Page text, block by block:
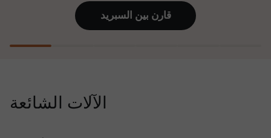
إنستا فوركس على هاتف آيفون أو ماك
بوك أو رحلة أحلامه بمجرد إيداعه مبلغًا
من المال.
خسائرك ويضمن لك مضاعفة أرباحك
ثلاث مرات خلال ستة أشهر. تداول
قارن بين السبرید
الآلات الشائعة